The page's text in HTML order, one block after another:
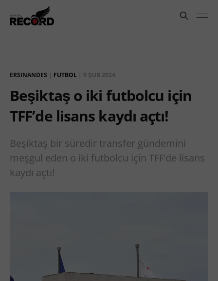
ERSINANDES | FUTBOL | 9 ŞUB 2024
Beşiktaş o iki futbolcu için
TFF’de lisans kaydı açtı!
Beşiktaş bir süredir transfer gündemini
meşgul eden o iki futbolcu için TFF’de lisans
kaydı açtı!